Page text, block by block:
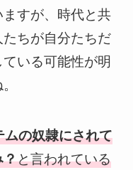
すが、時代と共
ちが自分たちだ
いる可能性が明
ムの奴隷にされて
？と言われている